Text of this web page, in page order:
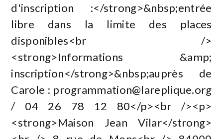
d'inscription :</strong>&nbsp;entrée
libre dans la limite des places
disponibles<br />
<strong>Informations &amp;
inscription</strong>&nbsp;auprès de
Carole : programmation@lareplique.org
/ 04 26 78 12 80</p><br /><p>
<strong>Maison Jean Vilar</strong>